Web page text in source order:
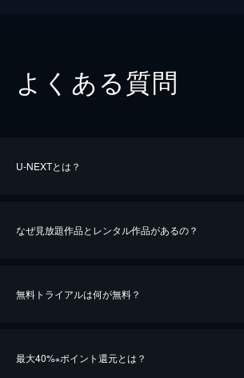
よくある質問
U-NEXTとは？
なぜ見放題作品とレンタル作品があるの？
無料トライアルは何が無料？
最大40%※ポイント還元とは？